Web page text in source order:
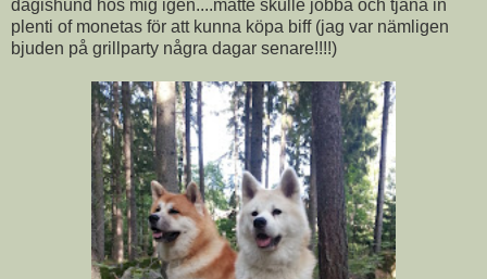
dagishund hos mig igen....matte skulle jobba och tjäna in
plenti of monetas för att kunna köpa biff (jag var nämligen
bjuden på grillparty några dagar senare!!!!)